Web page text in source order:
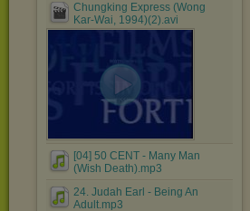
Chungking Express (Wong
Kar-Wai, 1994)(2).avi
[04] 50 CENT - Many Man
(Wish Death).mp3
24. Judah Earl - Being An
Adult.mp3